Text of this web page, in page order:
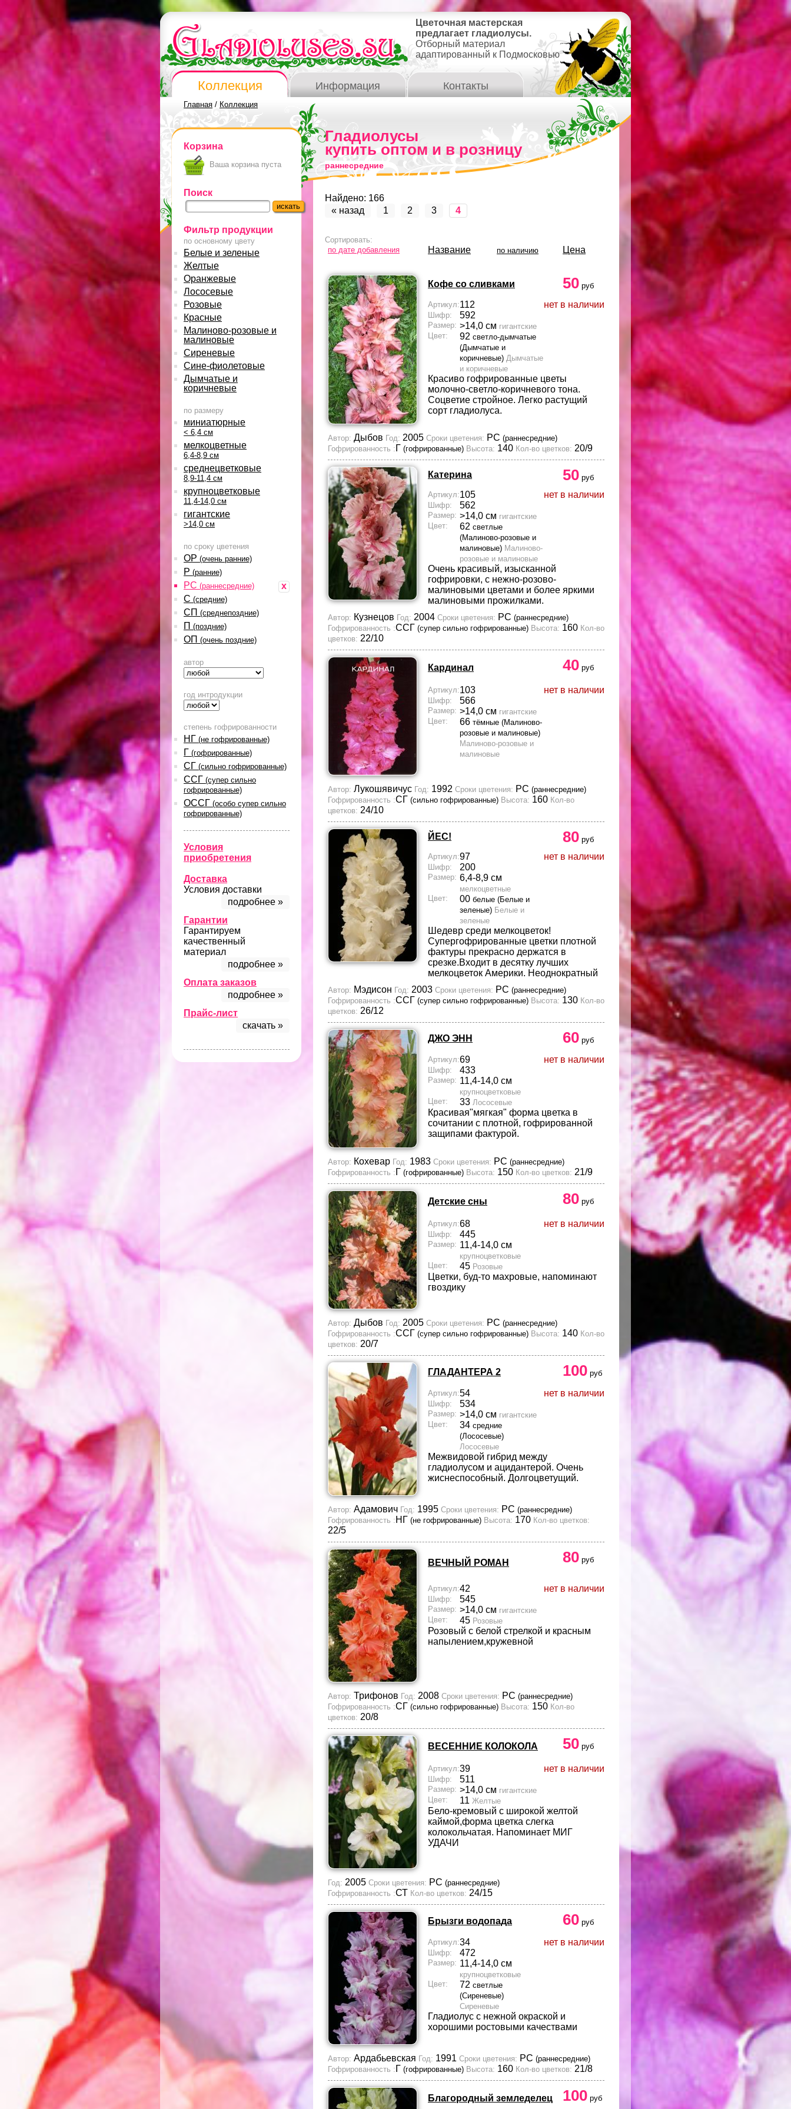
Цветочная мастерская
предлагает гладиолусы.
Отборный материал
адаптированный к Подмосковью
Коллекция Информация Контакты
Главная / Коллекция
Корзина
Ваша корзина пуста
Поиск
Фильтр продукции
по основному цвету
Белые и зеленые
Желтые
Оранжевые
Лососевые
Розовые
Красные
Малиново-розовые и
малиновые
Сиреневые
Сине-фиолетовые
Дымчатые и
коричневые
по размеру
миниатюрные
< 6,4 см
мелкоцветные
6,4-8,9 см
среднецветковые
8,9-11,4 см
крупноцветковые
11,4-14,0 см
гигантские
>14,0 см
по сроку цветения
ОР (очень ранние)
Р (ранние)
x
РС (раннесредние)
С (средние)
СП (среднепоздние)
П (поздние)
ОП (очень поздние)
автор
год интродукции
степень гофрированности
НГ (не гофрированные)
Г (гофрированные)
СГ (сильно гофрированные)
ССГ (супер сильно
гофрированные)
ОССГ (особо супер сильно
гофрированные)
Условия
приобретения
Доставка
Условия доставки
подробнее »
Гарантии
Гарантируем
качественный
материал
подробнее »
Оплата заказов
подробнее »
Прайс-лист
скачать »
Гладиолусы
купить оптом и в розницу
раннесредние
Найдено: 166
« назад
1 2 3 4
Сортировать:
по дате добавления
Название по наличию Цена
Кофе со сливками 50 руб
нет в наличии
Артикул:112
Шифр: 592
Размер: >14,0 см гигантские
Цвет:
92 светло-дымчатые
(Дымчатые и
коричневые) Дымчатые
и коричневые
Красиво гофрированные цветы
молочно-светло-коричневого тона.
Соцветие стройное. Легко растущий
сорт гладиолуса.
Автор: Дыбов Год: 2005 Сроки цветения: РС (раннесредние)
Гофрированность : Г (гофрированные) Высота: 140 Кол-во цветков: 20/9
Катерина 50 руб
нет в наличии
Артикул:105
Шифр: 562
Размер: >14,0 см гигантские
Цвет:
62 светлые
(Малиново-розовые и
малиновые) Малиново-
розовые и малиновые
Очень красивый, изысканной
гофрировки, с нежно-розово-
малиновыми цветами и более яркими
малиновыми прожилками.
Автор: Кузнецов Год: 2004 Сроки цветения: РС (раннесредние)
Гофрированность :ССГ (супер сильно гофрированные) Высота: 160 Кол-во
цветков: 22/10
Кардинал 40 руб
нет в наличии
Артикул:103
Шифр: 566
Размер: >14,0 см гигантские
Цвет:
66 тёмные (Малиново-
розовые и малиновые)
Малиново-розовые и
малиновые
Автор: Лукошявичус Год: 1992 Сроки цветения: РС (раннесредние)
Гофрированность :СГ (сильно гофрированные) Высота: 160 Кол-во
цветков: 24/10
ЙЕС! 80 руб
нет в наличии
Артикул:97
Шифр: 200
Размер: 6,4-8,9 см
мелкоцветные
Цвет:
00 белые (Белые и
зеленые) Белые и
зеленые
Шедевр среди мелкоцветок!
Супергофрированные цветки плотной
фактуры прекрасно держатся в
срезке.Входит в десятку лучших
мелкоцветок Америки. Неоднократный
Автор: Мэдисон Год: 2003 Сроки цветения: РС (раннесредние)
Гофрированность :ССГ (супер сильно гофрированные) Высота: 130 Кол-во
цветков: 26/12
ДЖО ЭНН 60 руб
нет в наличии
Артикул:69
Шифр: 433
Размер: 11,4-14,0 см
крупноцветковые
Цвет:
33 Лососевые
Красивая"мягкая" форма цветка в
сочитании с плотной, гофрированной
защипами фактурой.
Автор: Кохевар Год: 1983 Сроки цветения: РС (раннесредние)
Гофрированность : Г (гофрированные) Высота: 150 Кол-во цветков: 21/9
Детские сны 80 руб
нет в наличии
Артикул:68
Шифр: 445
Размер: 11,4-14,0 см
крупноцветковые
Цвет:
45 Розовые
Цветки, буд-то махровые, напоминают
гвоздику
Автор: Дыбов Год: 2005 Сроки цветения: РС (раннесредние)
Гофрированность :ССГ (супер сильно гофрированные) Высота: 140 Кол-во
цветков: 20/7
ГЛАДАНТЕРА 2 100 руб
нет в наличии
Артикул:54
Шифр: 534
Размер: >14,0 см гигантские
Цвет:
34 средние
(Лососевые)
Лососевые
Межвидовой гибрид между
гладиолусом и ацидантерой. Очень
жиснеспособный. Долгоцветущий.
Автор: Адамович Год: 1995 Сроки цветения: РС (раннесредние)
Гофрированность : НГ (не гофрированные) Высота: 170 Кол-во цветков:
22/5
ВЕЧНЫЙ РОМАН 80 руб
нет в наличии
Артикул:42
Шифр: 545
Размер: >14,0 см гигантские
Цвет:
45 Розовые
Розовый с белой стрелкой и красным
напылением,кружевной
Автор: Трифонов Год: 2008 Сроки цветения: РС (раннесредние)
Гофрированность :СГ (сильно гофрированные) Высота: 150 Кол-во
цветков: 20/8
ВЕСЕННИЕ КОЛОКОЛА 50 руб
нет в наличии
Артикул:39
Шифр: 511
Размер: >14,0 см гигантские
Цвет:
11 Желтые
Бело-кремовый с широкой желтой
каймой,форма цветка слегка
колокольчатая. Напоминает МИГ
УДАЧИ
Год: 2005 Сроки цветения: РС (раннесредние)
Гофрированность :СТ Кол-во цветков: 24/15
Брызги водопада 60 руб
нет в наличии
Артикул:34
Шифр: 472
Размер: 11,4-14,0 см
крупноцветковые
Цвет:
72 светлые
(Сиреневые)
Сиреневые
Гладиолус с нежной окраской и
хорошими ростовыми качествами
Автор: Ардабьевская Год: 1991 Сроки цветения: РС (раннесредние)
Гофрированность : Г (гофрированные) Высота: 160 Кол-во цветков: 21/8
Благородный земледелец 100 руб